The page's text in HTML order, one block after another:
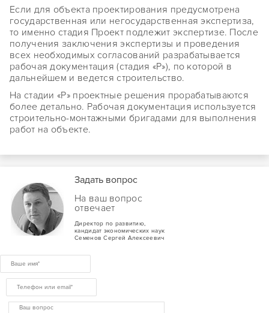
Если для объекта проектирования предусмотрена
государственная или негосударственная экспертиза,
то именно стадия Проект подлежит экспертизе. После
получения заключения экспертизы и проведения
всех необходимых согласований разрабатывается
рабочая документация (стадия «Р»), по которой в
дальнейшем и ведется строительство.
На стадии «Р» проектные решения прорабатываются
более детально. Рабочая документация используется
строительно-монтажными бригадами для выполнения
работ на объекте.
Задать вопрос
На ваш вопрос
отвечает
Директор по развитию,
кандидат экономических наук
Семенов Сергей Алексеевич